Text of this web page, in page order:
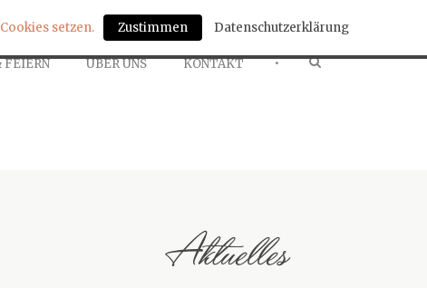
FEIERN ÜBER UNS KONTAKT •
Aktuelles
setzen. Zustimmen Datenschutzerklärung